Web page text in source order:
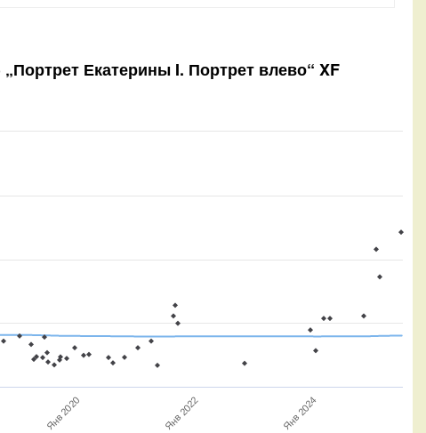
Екатерины I. Портрет влево“ XF
Янв 2020 Янв 2022 Янв 2024